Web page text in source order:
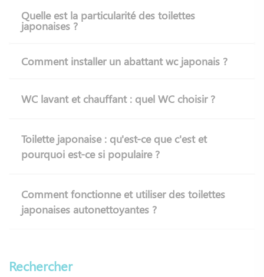
Rechercher
Quelle est la particularité des toilettes
japonaises ?
Comment installer un abattant wc japonais ?
WC lavant et chauffant : quel WC choisir ?
Toilette japonaise : qu'est-ce que c'est et
pourquoi est-ce si populaire ?
Comment fonctionne et utiliser des toilettes
japonaises autonettoyantes ?